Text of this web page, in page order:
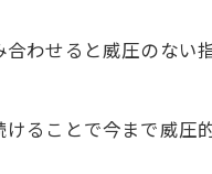
わせると威圧のない
ることで今まで威